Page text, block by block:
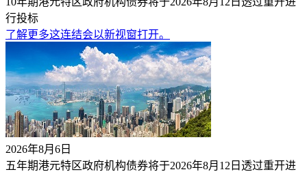
行投标
了解更多这连结会以新视窗打开。
2026年8月6日
五年期港元特区政府机构债券将于2026年8月12日透过重开进